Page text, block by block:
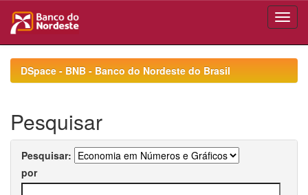
navigationDSpace - BNB - Banco do Nordeste do Brasil
Pesquisar
Pesquisar:
por